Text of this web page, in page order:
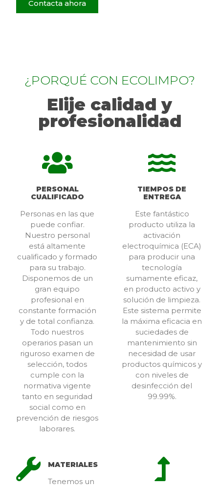
Contacta ahora
¿PORQUÉ CON ECOLIMPO?
Elije calidad y
profesionalidad
PERSONAL
CUALIFICADO
Personas en las que
puede confiar.
Nuestro personal
está altamente
cualificado y formado
para su trabajo.
Disponemos de un
gran equipo
profesional en
constante formación
y de total confianza.
Todo nuestros
operarios pasan un
riguroso examen de
selección, todos
cumple con la
normativa vigente
tanto en seguridad
social como en
prevención de riesgos
laborares.
TIEMPOS DE
ENTREGA
Este fantástico
producto utiliza la
activación
electroquímica (ECA)
para producir una
tecnología
sumamente eficaz,
en producto activo y
solución de limpieza.
Este sistema permite
la máxima eficacia en
suciedades de
mantenimiento sin
necesidad de usar
productos químicos y
con niveles de
desinfección del
99.99%.
MATERIALES
Tenemos un